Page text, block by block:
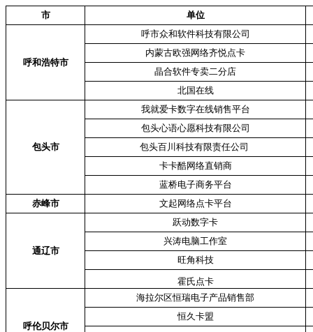
市 单位
呼和浩特市
呼市众和软件科技有限公司
内蒙古欧强网络齐悦点卡
晶合软件专卖二分店
北国在线
包头市
我就爱卡数字在线销售平台
包头心语心愿科技有限公司
包头百川科技有限责任公司
卡卡酷网络直销商
蓝桥电子商务平台
赤峰市
文起网络点卡平台
通辽市
跃动数字卡
兴涛电脑工作室
旺角科技
霍氏点卡
呼伦贝尔市
海拉尔区恒瑞电子产品销售部
恒久卡盟